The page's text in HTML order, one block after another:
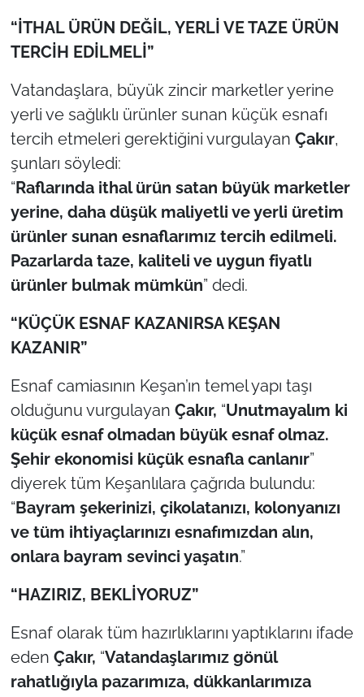
“İTHAL ÜRÜN DEĞİL, YERLİ VE TAZE ÜRÜN
TERCİH EDİLMELİ”
Vatandaşlara, büyük zincir marketler yerine
yerli ve sağlıklı ürünler sunan küçük esnafı
tercih etmeleri gerektiğini vurgulayan Çakır,
şunları söyledi:
“Raflarında ithal ürün satan büyük marketler
yerine, daha düşük maliyetli ve yerli üretim
ürünler sunan esnaflarımız tercih edilmeli.
Pazarlarda taze, kaliteli ve uygun fiyatlı
ürünler bulmak mümkün” dedi.
“KÜÇÜK ESNAF KAZANIRSA KEŞAN
KAZANIR”
Esnaf camiasının Keşan’ın temel yapı taşı
olduğunu vurgulayan Çakır, “Unutmayalım ki
küçük esnaf olmadan büyük esnaf olmaz.
Şehir ekonomisi küçük esnafla canlanır”
diyerek tüm Keşanlılara çağrıda bulundu:
“Bayram şekerinizi, çikolatanızı, kolonyanızı
ve tüm ihtiyaçlarınızı esnafımızdan alın,
onlara bayram sevinci yaşatın.”
“HAZIRIZ, BEKLİYORUZ”
Esnaf olarak tüm hazırlıklarını yaptıklarını ifade
eden Çakır, “Vatandaşlarımız gönül
rahatlığıyla pazarımıza, dükkanlarımıza
Bilim Teknoloji
English News
Canlı Maç
Finans
Genel-A
Gündem-Eğitim